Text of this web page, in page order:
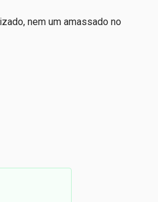
nem um amassado no